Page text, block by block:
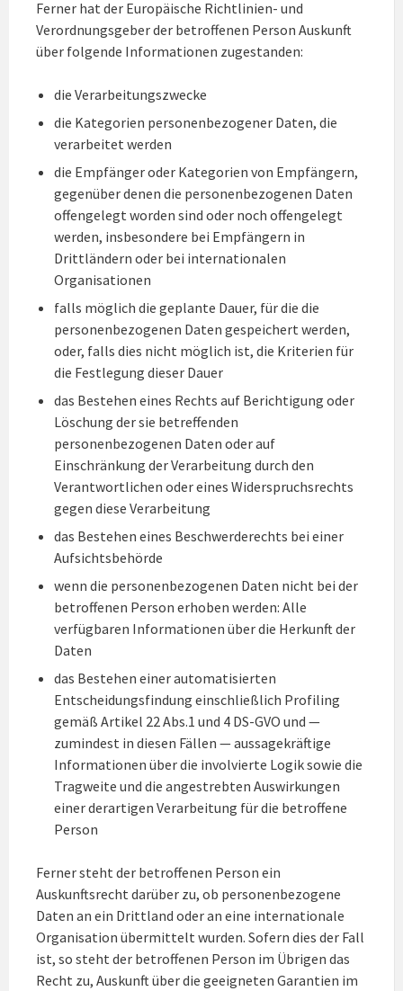
Ferner hat der Europäische Richtlinien- und
Verordnungsgeber der betroffenen Person Auskunft
über folgende Informationen zugestanden:
die Verarbeitungszwecke
die Kategorien personenbezogener Daten, die
verarbeitet werden
die Empfänger oder Kategorien von Empfängern,
gegenüber denen die personenbezogenen Daten
offengelegt worden sind oder noch offengelegt
werden, insbesondere bei Empfängern in
Drittländern oder bei internationalen
Organisationen
falls möglich die geplante Dauer, für die die
personenbezogenen Daten gespeichert werden,
oder, falls dies nicht möglich ist, die Kriterien für
die Festlegung dieser Dauer
das Bestehen eines Rechts auf Berichtigung oder
Löschung der sie betreffenden
personenbezogenen Daten oder auf
Einschränkung der Verarbeitung durch den
Verantwortlichen oder eines Widerspruchsrechts
gegen diese Verarbeitung
das Bestehen eines Beschwerderechts bei einer
Aufsichtsbehörde
wenn die personenbezogenen Daten nicht bei der
betroffenen Person erhoben werden: Alle
verfügbaren Informationen über die Herkunft der
Daten
das Bestehen einer automatisierten
Entscheidungsfindung einschließlich Profiling
gemäß Artikel 22 Abs.1 und 4 DS-GVO und —
zumindest in diesen Fällen — aussagekräftige
Informationen über die involvierte Logik sowie die
Tragweite und die angestrebten Auswirkungen
einer derartigen Verarbeitung für die betroffene
Person
Ferner steht der betroffenen Person ein
Auskunftsrecht darüber zu, ob personenbezogene
Daten an ein Drittland oder an eine internationale
Organisation übermittelt wurden. Sofern dies der Fall
ist, so steht der betroffenen Person im Übrigen das
Recht zu, Auskunft über die geeigneten Garantien im